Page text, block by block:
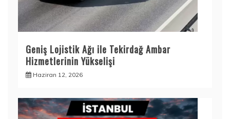
Geniş Lojistik Ağı ile Tekirdağ Ambar
Hizmetlerinin Yükselişi
Haziran 12, 2026